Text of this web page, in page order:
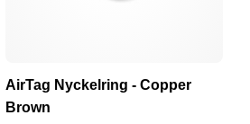
AirTag Nyckelring - Copper
Brown